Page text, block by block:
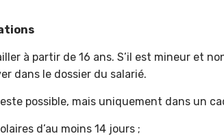
à partir de 16 ans. S’il est mineur et
dans le dossier du salarié.
possible, mais uniquement dans un
d’au moins 14 jours ;